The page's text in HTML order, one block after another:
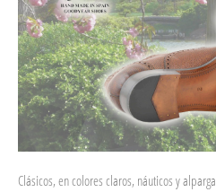
Clásicos, en colores claros, náuticos y